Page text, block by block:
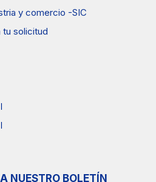
y comercio -SIC
tu solicitud
NUESTRO BOLETÍN